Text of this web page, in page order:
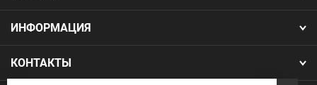
ИНФОРМАЦИЯ
КОНТАКТЫ